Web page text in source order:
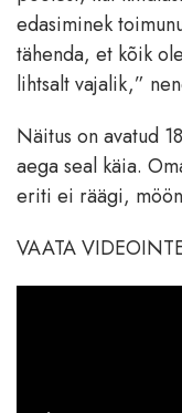
edasiminek
tähenda, et kõik
lihtsalt vajalik,”
Näitus on avatud
aega seal käia.
eriti ei räägi,
VAATA